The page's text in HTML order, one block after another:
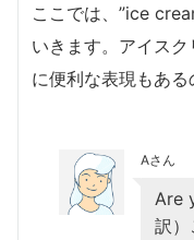
ここでは、”ice
いきます。アイス
に便利な表現もある
Aさん
Are
訳）